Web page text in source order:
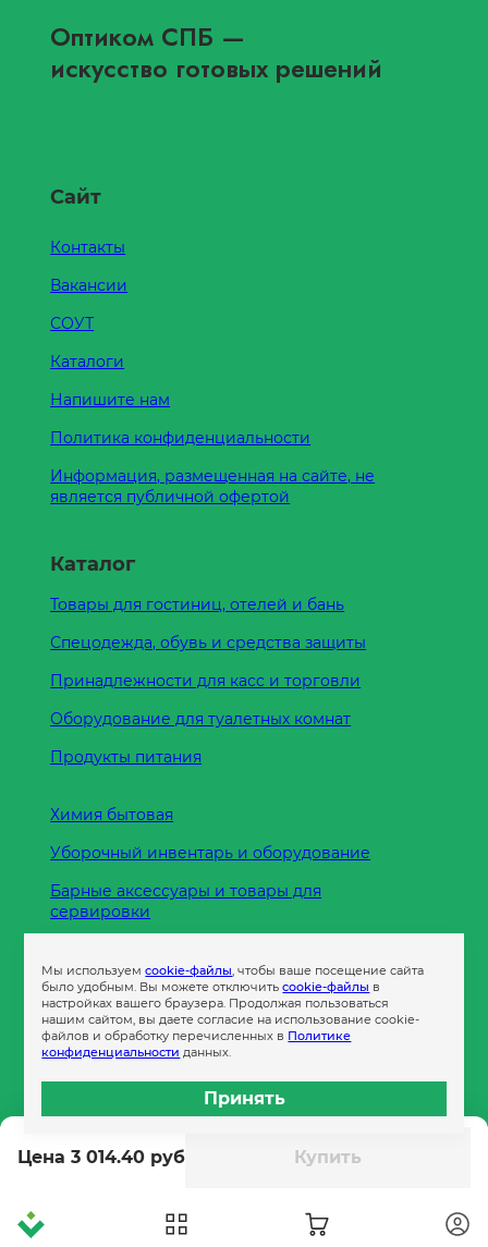
Цена 3 014.40 руб Купить
Оптиком СПБ —
искусство готовых решений
Сайт
Контакты
Вакансии
СОУТ
Каталоги
Напишите нам
Политика конфиденциальности
Информация, размещенная на сайте, не
является публичной офертой
Каталог
Товары для гостиниц, отелей и бань
Спецодежда, обувь и средства защиты
Принадлежности для касс и торговли
Оборудование для туалетных комнат
Продукты питания
Химия бытовая
Уборочный инвентарь и оборудование
Барные аксессуары и товары для
сервировки
Пленка
Пакеты и сумки
Контейнеры
Бумага офисная
Гигиеническая продукция
Мы используемcookie-файлы, чтобы ваше посещение сайта
было удобным. Вы можете отключитьcookie-файлы в
настройках вашего браузера. Продолжая пользоваться
нашим сайтом, вы даете согласие на использование cookie-
файлов и обработку перечисленных в Политике
конфиденциальности данных.
Принять